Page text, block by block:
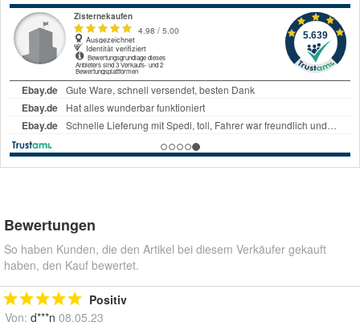
Bewertungen
So haben Kunden, die den Artikel bei diesem Verkäufer gekauft
haben, den Kauf bewertet.
Positiv
Von: d***n 08.05.23